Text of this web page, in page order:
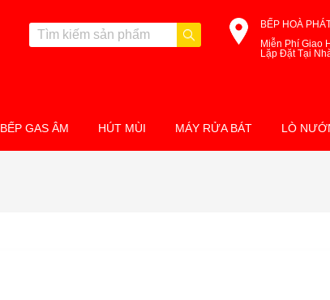
BẾP HOÀ
Miễn Phí Giao
Lặp Đặt Tại
BẾP GAS ÂM HÚT MÙI MÁY RỬA BÁT LÒ